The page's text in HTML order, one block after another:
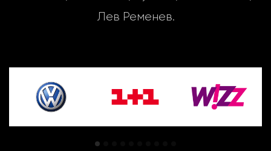
Лев Ременев.